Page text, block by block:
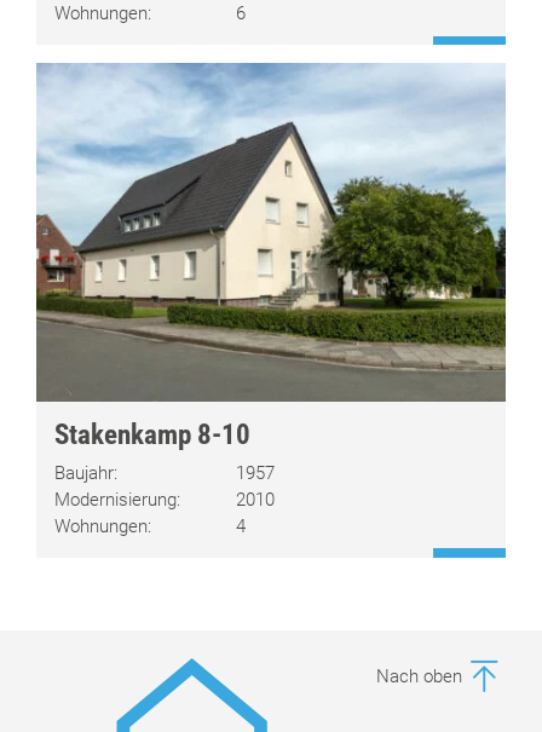
Wohnungen:
6
Stakenkamp 8-10
Baujahr:
1957
Modernisierung:
2010
Wohnungen:
4
Nach oben